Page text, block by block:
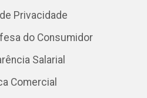
Privacidade
do Consumidor
Salarial
Comercial